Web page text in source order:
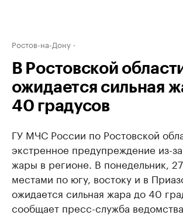
Ростов-на-Дону
В Ростовской
ожидается сильная
40 градусов
ГУ МЧС России по Ростовской
экстренное предупреждение из-
жары в регионе. В понедельник,
местами по югу, востоку и в
ожидается сильная жара до 40
сообщает пресс-служба ведомства.